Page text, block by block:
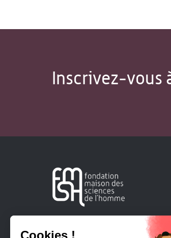
Inscrivez-vous
Créée en 1963, la Fondation Maison
soutient la recherche et la diffusion